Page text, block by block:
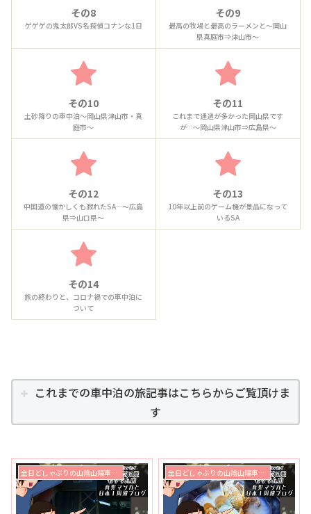
その8
ゲゲゲの鬼太郎VS名探偵コナンな1日
その9
最高の牧場と最高のラーメンと～岡山
県真庭市⇒津山市～
その10
土砂降りの車中泊～岡山県津山市・真
庭市～
その11
これまで通過が多かった岡山県です
が…～岡山県津山市⇒広島県～
その12
中国道の懐かしくも寂れたSA…～広島
県⇒山口県～
その13
10年以上前のゲーム機が景品になって
いるSA
その14
旅の終わりと、コロナ禍での車中泊に
ついて
これまでの車中泊の旅記事はこちらからご覧頂けま
す
全日どしゃぶりの山陰山陽車中泊の旅2019 全日どしゃぶりの山陰山陽車中泊の旅2019